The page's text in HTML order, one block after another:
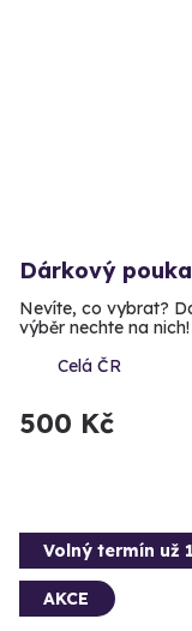
Dárkový
Nevíte, co vybrat?
výběr nechte na nich!
Celá ČR
500 Kč
Volný termín už
AKCE